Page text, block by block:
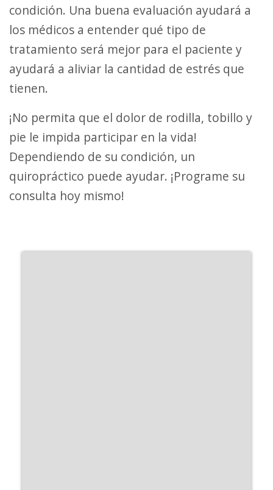
condición. Una buena evaluación ayudará a
los médicos a entender qué tipo de
tratamiento será mejor para el paciente y
ayudará a aliviar la cantidad de estrés que
tienen.
¡No permita que el dolor de rodilla, tobillo y
pie le impida participar en la vida!
Dependiendo de su condición, un
quiropráctico puede ayudar. ¡Programe su
consulta hoy mismo!